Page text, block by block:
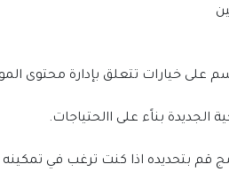
على خيارات تتعلق بإدارة محتوى
الجديدة بناًء على االحتياجات.
قم بتحديده اذا كنت ترغب في